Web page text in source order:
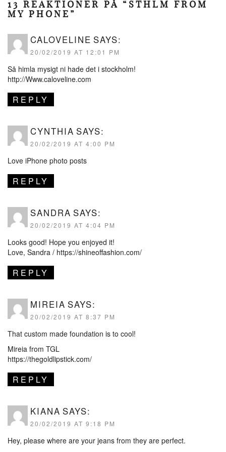
13 REAKTIONER PÅ “STHLM FROM
MY PHONE”
CALOVELINE SAYS:
20/02/2019 AT 12:01 PM
Så himla mysigt ni hade det i stockholm!
http://Www.caloveline.com
REPLY
CYNTHIA SAYS:
20/02/2019 AT 4:00 PM
Love iPhone photo posts
REPLY
SANDRA SAYS:
20/02/2019 AT 4:04 PM
Looks good! Hope you enjoyed it!
Love, Sandra / https://shineoffashion.com/
REPLY
MIREIA SAYS:
20/02/2019 AT 8:37 PM
That custom made foundation is to cool!
Mireia from TGL
https://thegoldlipstick.com/
REPLY
KIANA SAYS:
20/02/2019 AT 9:18 PM
Hey, please where are your jeans from they are perfect.